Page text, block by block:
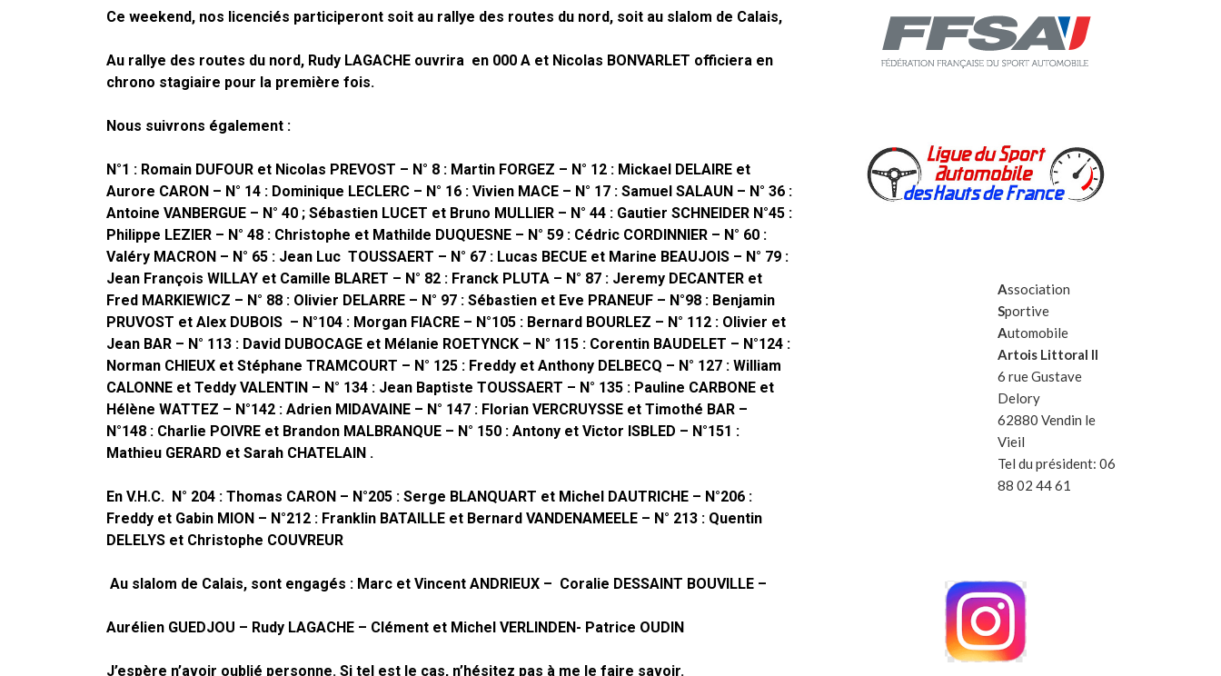
Ce weekend, nos licenciés participeront soit au rallye des routes du nord, soit au slalom de Calais,
Au rallye des routes du nord, Rudy LAGACHE ouvrira en 000 A et Nicolas BONVARLET officiera en
chrono stagiaire pour la première fois.
Nous suivrons également :
N°1 : Romain DUFOUR et Nicolas PREVOST – N° 8 : Martin FORGEZ – N° 12 : Mickael DELAIRE et
Aurore CARON – N° 14 : Dominique LECLERC – N° 16 : Vivien MACE – N° 17 : Samuel SALAUN – N° 36 :
Antoine VANBERGUE – N° 40 ; Sébastien LUCET et Bruno MULLIER – N° 44 : Gautier SCHNEIDER N°45 :
Philippe LEZIER – N° 48 : Christophe et Mathilde DUQUESNE – N° 59 : Cédric CORDINNIER – N° 60 :
Valéry MACRON – N° 65 : Jean Luc TOUSSAERT – N° 67 : Lucas BECUE et Marine BEAUJOIS – N° 79 :
Jean François WILLAY et Camille BLARET – N° 82 : Franck PLUTA – N° 87 : Jeremy DECANTER et
Fred MARKIEWICZ – N° 88 : Olivier DELARRE – N° 97 : Sébastien et Eve PRANEUF – N°98 : Benjamin
PRUVOST et Alex DUBOIS – N°104 : Morgan FIACRE – N°105 : Bernard BOURLEZ – N° 112 : Olivier et
Jean BAR – N° 113 : David DUBOCAGE et Mélanie ROETYNCK – N° 115 : Corentin BAUDELET – N°124 :
Norman CHIEUX et Stéphane TRAMCOURT – N° 125 : Freddy et Anthony DELBECQ – N° 127 : William
CALONNE et Teddy VALENTIN – N° 134 : Jean Baptiste TOUSSAERT – N° 135 : Pauline CARBONE et
Hélène WATTEZ – N°142 : Adrien MIDAVAINE – N° 147 : Florian VERCRUYSSE et Timothé BAR –
N°148 : Charlie POIVRE et Brandon MALBRANQUE – N° 150 : Antony et Victor ISBLED – N°151 :
Mathieu GERARD et Sarah CHATELAIN .
En V.H.C. N° 204 : Thomas CARON – N°205 : Serge BLANQUART et Michel DAUTRICHE – N°206 :
Freddy et Gabin MION – N°212 : Franklin BATAILLE et Bernard VANDENAMEELE – N° 213 : Quentin
DELELYS et Christophe COUVREUR
Au slalom de Calais, sont engagés : Marc et Vincent ANDRIEUX – Coralie DESSAINT BOUVILLE –
Aurélien GUEDJOU – Rudy LAGACHE – Clément et Michel VERLINDEN- Patrice OUDIN
J’espère n’avoir oublié personne. Si tel est le cas, n’hésitez pas à me le faire savoir.
Association
Sportive
Automobile
Artois Littoral II
6 rue Gustave
Delory
62880 Vendin le
Vieil
Tel du président: 06
88 02 44 61